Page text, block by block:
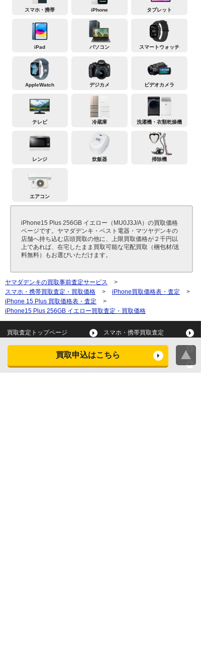
買取申込はこちら
スマホ・携帯 iPhone タブレット
iPad パソコン スマートウォッチ
AppleWatch デジカメ ビデオカメラ
テレビ 冷蔵庫 洗濯機・衣類乾燥機
レンジ 炊飯器 掃除機
エアコン
iPhone15 Plus 256GB イエロー（MU0J3J/A）の買取価格
ページです。ヤマダデンキ・ベスト電器・マツヤデンキの
店舗へ持ち込む店頭買取の他に、上限買取価格が２千円以
上であれば、在宅したまま買取可能な宅配買取（梱包材/送
料無料）もお選びいただけます。
ヤマダデンキの買取事前査定サービス
>
スマホ・携帯買取査定・買取価格
> iPhone買取価格表・査定
>
iPhone 15 Plus 買取価格表・査定
>
iPhone15 Plus 256GB イエロー買取査定・買取価格
買取査定トップページ スマホ・携帯買取査定
タブレット買取査定
スマートウォッチ買取査定